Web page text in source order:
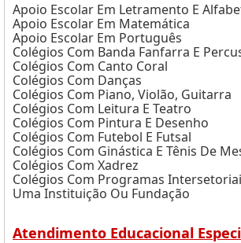
Apoio Escolar Em Letramento E
Apoio Escolar Em Matemática
Apoio Escolar Em Português
Colégios Com Banda Fanfarra E
Colégios Com Canto Coral
Colégios Com Danças
Colégios Com Piano, Violão, Guitarra
Colégios Com Leitura E Teatro
Colégios Com Pintura E Desenho
Colégios Com Futebol E Futsal
Colégios Com Ginástica E Tênis De
Colégios Com Xadrez
Colégios Com Programas
Uma Instituição Ou Fundação
Atendimento Educacional